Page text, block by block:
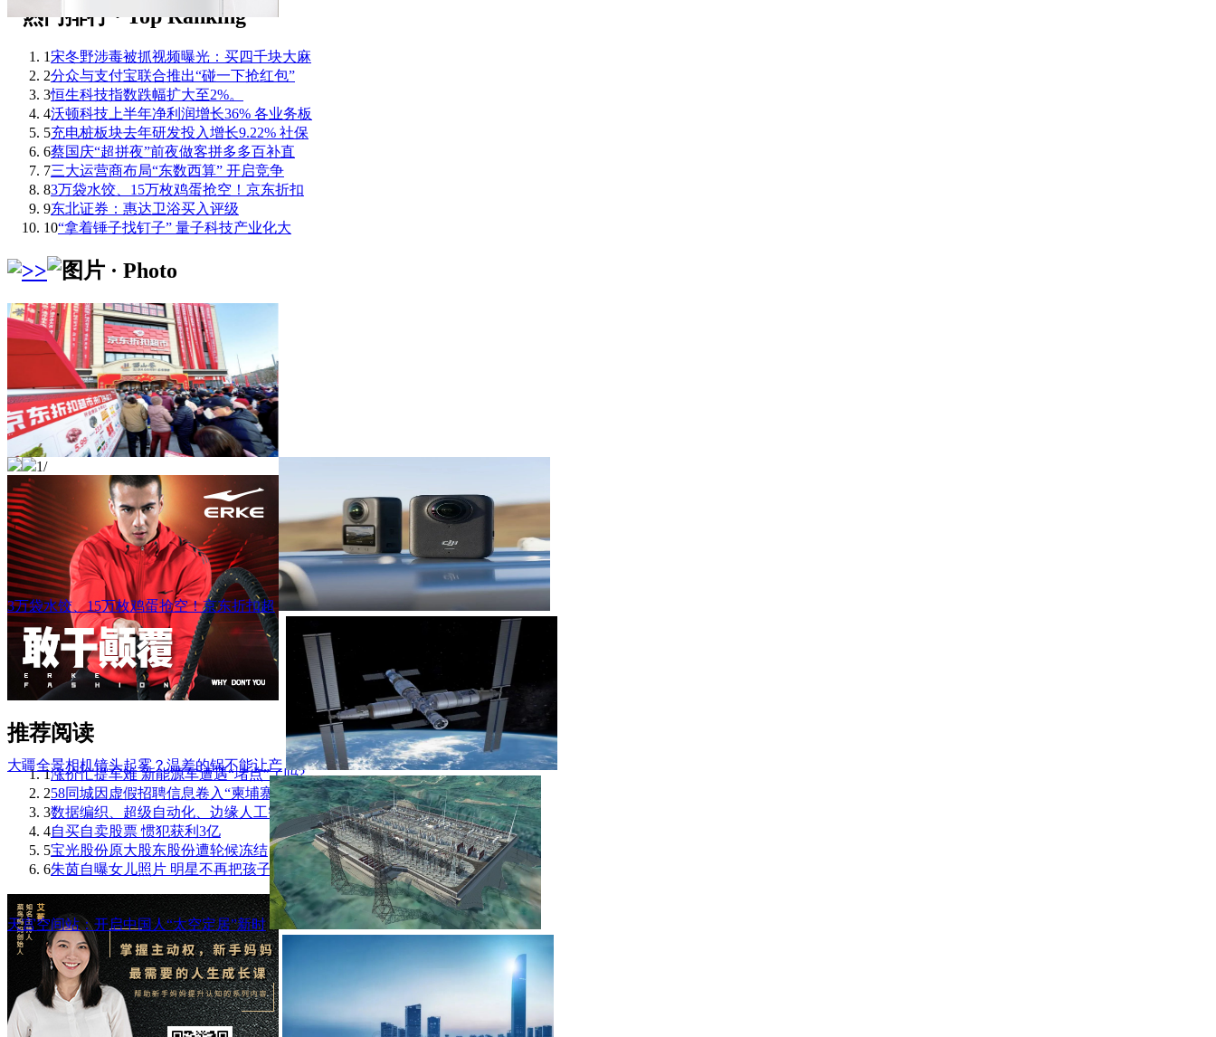
1宋冬野涉毒被抓视频曝光：买四千块大麻
2分众与支付宝联合推出“碰一下抢红包”
3恒生科技指数跌幅扩大至2%。
4沃顿科技上半年净利润增长36% 各业务板
5充电桩板块去年研发投入增长9.22% 社保
6蔡国庆“超拼夜”前夜做客拼多多百补直
7三大运营商布局“东数西算” 开启竞争
83万袋水饺、15万枚鸡蛋抢空！京东折扣
9东北证券：惠达卫浴买入评级
10“拿着锤子找钉子” 量子科技产业化大
3万袋水饺、15万枚鸡蛋抢空！京东折扣超
大疆全景相机镜头起雾？温差的锅不能让产
天宫空间站：开启中国人“太空定居”新时
1/
推荐阅读
1涨价忙提车难 新能源车遭遇“堵点”了吗?
258同城因虚假招聘信息卷入“柬埔寨血奴案”
3数据编织、超级自动化、边缘人工智能… 202
4自买自卖股票 惯犯获利3亿
5宝光股份原大股东股份遭轮候冻结
6朱茵自曝女儿照片 明星不再把孩子藏起来